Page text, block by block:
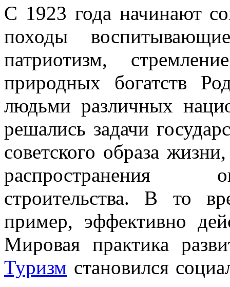
С 1923 года начинают
походы
патриотизм,
природных богатств
людьми различных
решались задачи
советского образа
распространения
строительства. В то
пример, эффективно
Мировая практика
Туризм становился